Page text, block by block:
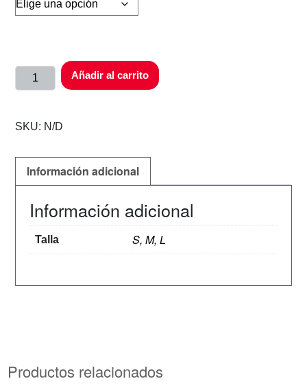
Añadir al carrito
SKU: N/D
Información adicional
Información adicional
Talla S, M, L
Productos relacionados